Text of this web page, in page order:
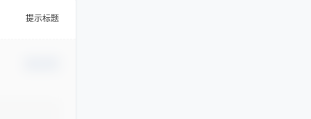
提示标题